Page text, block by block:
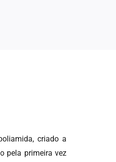
criado a
pela primeira vez